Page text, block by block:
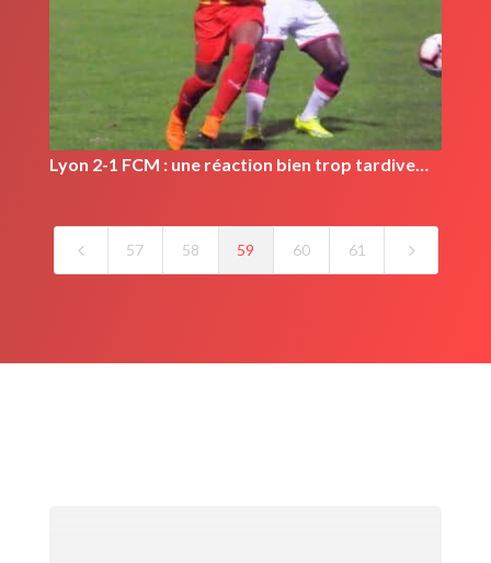
Lyon 2-1 FCM : une réaction bien trop tardive…
4 57 58 59 60 61 5